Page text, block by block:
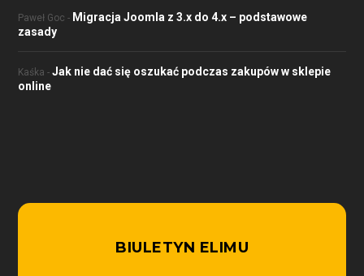
Paweł Goc - Migracja Joomla z 3.x do 4.x – podstawowe
zasady
Kaśka -Jak nie dać się oszukać podczas zakupów w sklepie
online
BIULETYN ELIMU